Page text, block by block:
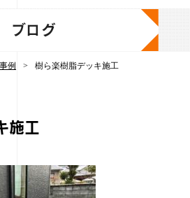
ブログ
例 樹ら楽樹脂デッキ施工
施工